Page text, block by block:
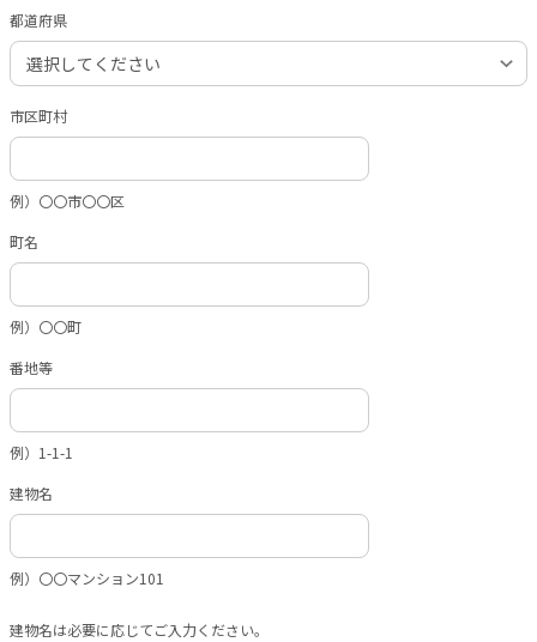
都道府県
市区町村
例）〇〇市〇〇区
町名
例）〇〇町
番地等
例）1-1-1
建物名
例）〇〇マンション101
建物名は必要に応じてご入力ください。